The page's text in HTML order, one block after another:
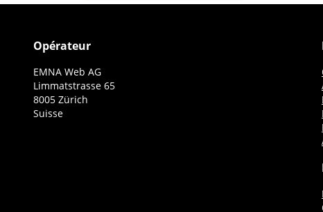
Opérateur
EMNA Web AG
Limmatstrasse 65
8005 Zürich
Suisse